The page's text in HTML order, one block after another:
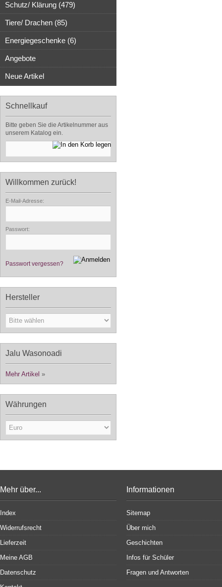
Schutz/ Klärung (479)
Tiere/ Drachen (85)
Energiegeschenke (6)
Angebote
Neue Artikel
Schnellkauf
Bitte geben Sie die Artikelnummer aus
unserem Katalog ein.
Willkommen zurück!
E-Mail-Adresse:
Passwort:
Passwort vergessen?
Hersteller
Jalu Wasonoadi
Mehr Artikel »
Währungen
Mehr über...
Index
Widerrufsrecht
Lieferzeit
Meine AGB
Datenschutz
Informationen
Sitemap
Über mich
Geschichten
Infos für Schüler
Fragen und Antworten